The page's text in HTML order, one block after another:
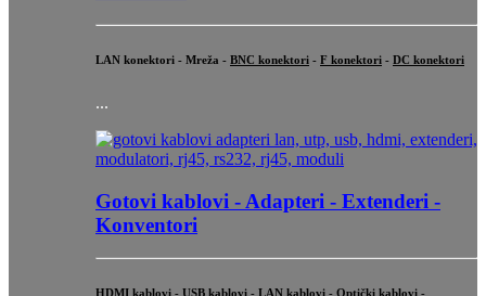
LAN konektori - Mreža - BNC konektori - F konektori - DC konektori
...
Gotovi kablovi - Adapteri - Extenderi -
Konventori
HDMI kablovi - USB kablovi - LAN kablovi - Optički kablovi -